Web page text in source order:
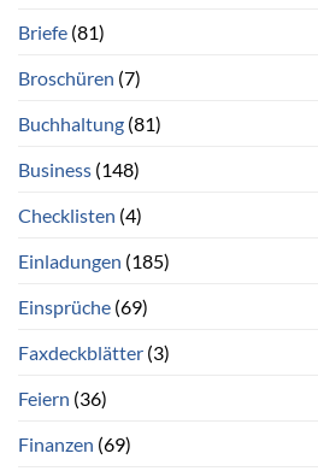
Briefe (81)
Broschüren (7)
Buchhaltung (81)
Business (148)
Checklisten (4)
Einladungen (185)
Einsprüche (69)
Faxdeckblätter (3)
Feiern (36)
Finanzen (69)